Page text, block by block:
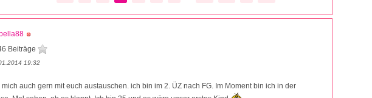
Beiträge
19:32
auch gern mit euch austauschen. ich bin im 2. ÜZ nach FG. Im Moment bin ich in der